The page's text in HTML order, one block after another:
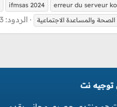
erreur du serveur
ifmsas 2024
والمساعدة الاجتماعية الردود: 23
توجيه نت